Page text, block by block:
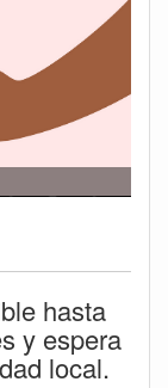
hasta
y espera
local.